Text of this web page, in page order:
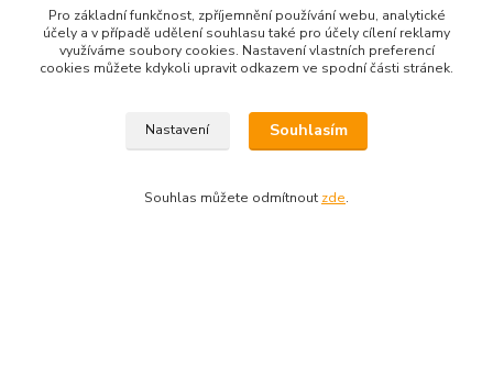
(po-pá 10.00-17.00hod)
iva@ivadekor.cz
Pro základní funkčnost, zpříjemnění používání webu, analytické
účely a v případě udělení souhlasu také pro účely cílení reklamy
využíváme soubory cookies. Nastavení vlastních preferencí
cookies můžete kdykoli upravit odkazem ve spodní části stránek.
Nastavení Souhlasím
Souhlas můžete odmítnout zde.